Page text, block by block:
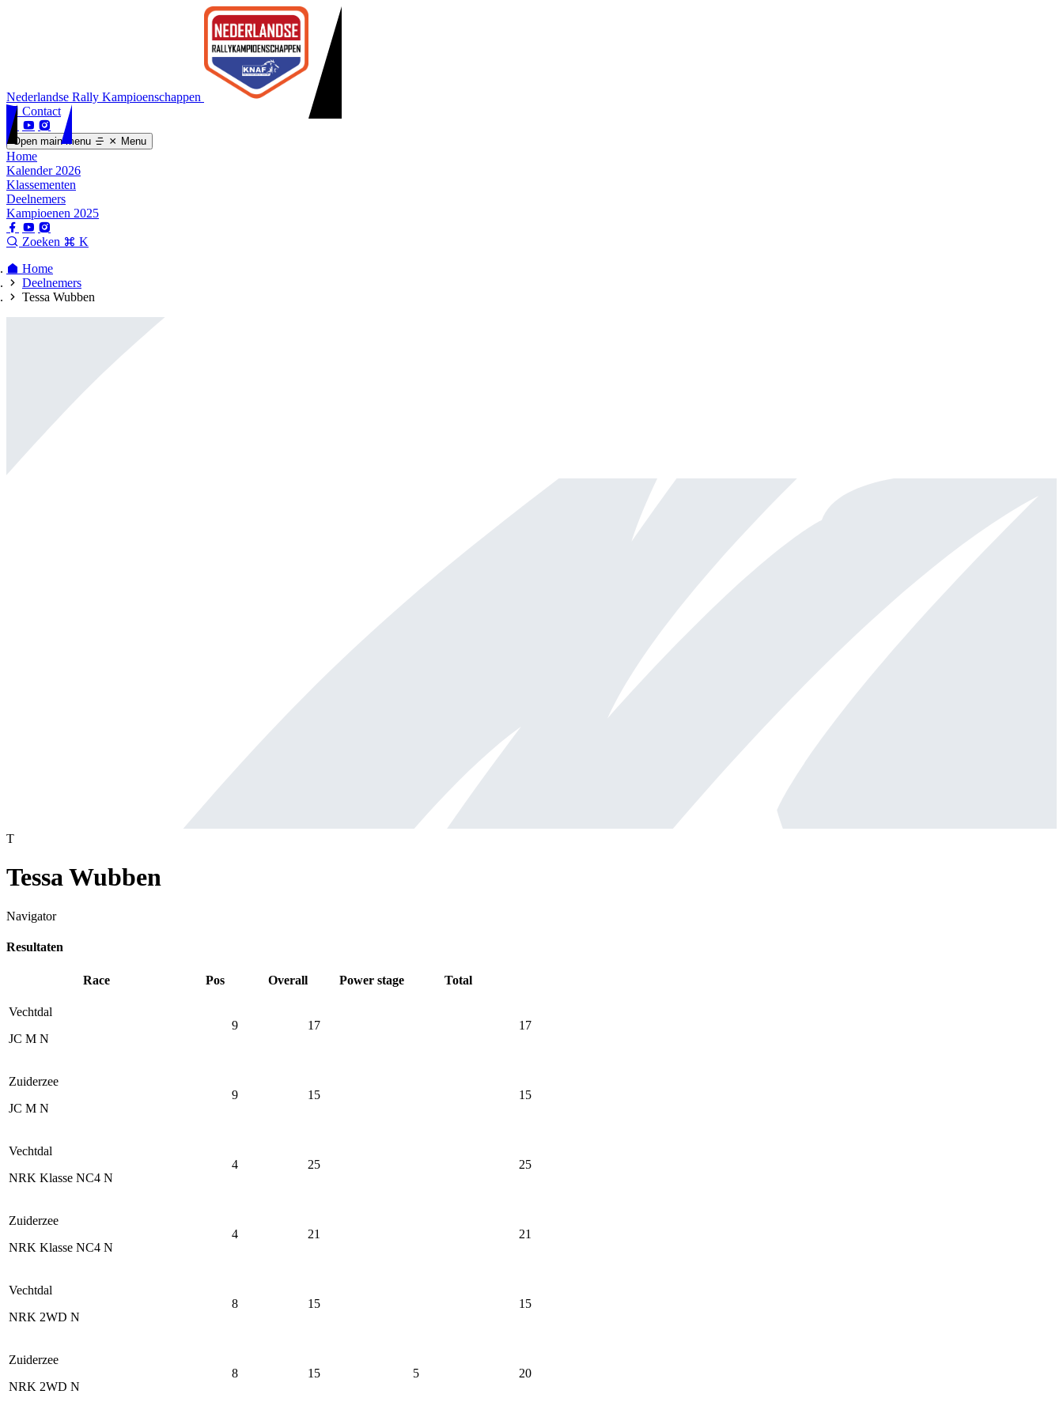
Nederlandse Rally Kampioenschappen
Contact
Open main menu Menu
Home
Kalender 2026
Klassementen
Deelnemers
Kampioenen 2025
Zoeken
K
Home
Deelnemers
Tessa Wubben
T
Tessa Wubben
Navigator
Resultaten
Race Pos Overall Power stage Total
Vechtdal
JC M N
9 17 17
Zuiderzee
JC M N
9 15 15
Vechtdal
NRK Klasse NC4 N
4 25 25
Zuiderzee
NRK Klasse NC4 N
4 21 21
Vechtdal
NRK 2WD N
8 15 15
Zuiderzee
NRK 2WD N
8 15 5 20